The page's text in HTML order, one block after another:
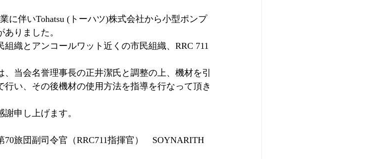
に伴いTohatsu (トーハツ)株式会社から小型ポンプ
りました。
織とアンコールワット近くの市民組織、RRC 711
当会名誉理事長の正井潔氏と調整の上、機材を引
い、その後機材の使用方法を指導を行なって頂き
申し上げます。
旅団副司令官（RRC711指揮官）　SOYNARITH